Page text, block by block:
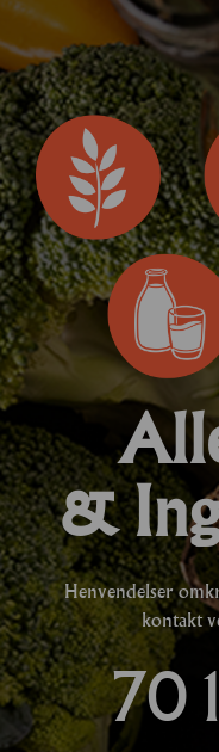
&
Henvendelser
kontakt
70